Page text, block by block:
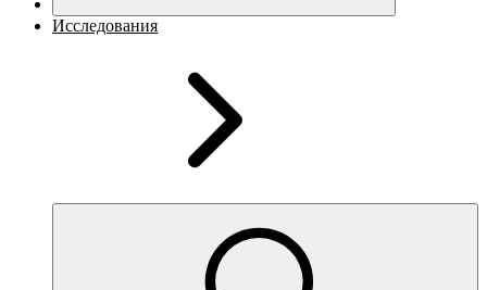
Исследования